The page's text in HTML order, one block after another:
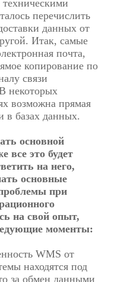
перечислить
данных от
Итак, самые
почта,
копирование по
связи
некоторых
возможна прямая
в базах данных.
основной
все это будет
на него,
основные
при
на свой опыт,
моменты:
WMS от
находятся под
за обмен данными